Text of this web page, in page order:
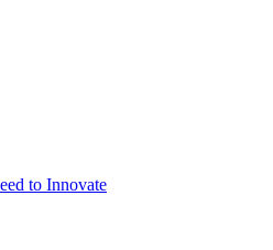
to Innovate